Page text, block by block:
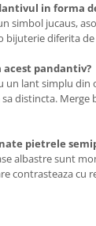
in forma
simbol jucaus,
bijuterie diferita
acest pandantiv?
un lant simplu din
distincta. Merge
pietrele
albastre sunt
contrasteaza cu